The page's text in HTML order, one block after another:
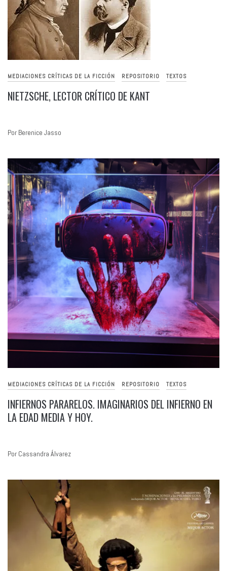
MEDIACIONES CRÍTICAS DE LA FICCIÓN REPOSITORIO TEXTOS
NIETZSCHE, LECTOR CRÍTICO DE KANT
Por Berenice Jasso
MEDIACIONES CRÍTICAS DE LA FICCIÓN REPOSITORIO TEXTOS
INFIERNOS PARARELOS. IMAGINARIOS DEL INFIERNO EN
LA EDAD MEDIA Y HOY.
Por Cassandra Álvarez